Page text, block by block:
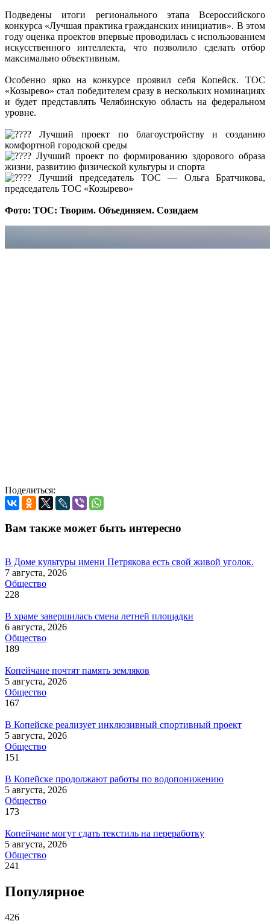
Подведены итоги регионального этапа Всероссийского
конкурса «Лучшая практика гражданских инициатив». В этом
году оценка проектов впервые проводилась с использованием
искусственного интеллекта, что позволило сделать отбор
максимально объективным.
Особенно ярко на конкурсе проявил себя Копейск. ТОС
«Козырево» стал победителем сразу в нескольких номинациях
и будет представлять Челябинскую область на федеральном
уровне.
Лучший проект по благоустройству и созданию
комфортной городской среды
Лучший проект по формированию здорового образа
жизни, развитию физической культуры и спорта
Лучший председатель ТОС — Ольга Братчикова,
председатель ТОС «Козырево»
Фото: ТОС: Творим. Объединяем. Созидаем
Поделиться:
Вам также может быть интересно
В Доме культуры имени Петрякова есть свой живой уголок.
7 августа, 2026
Общество
228
В храме завершилась смена летней площадки
6 августа, 2026
Общество
189
Копейчане почтят память земляков
5 августа, 2026
Общество
167
В Копейске реализует инклюзивный спортивный проект
5 августа, 2026
Общество
151
В Копейске продолжают работы по водопонижению
5 августа, 2026
Общество
173
Копейчане могут сдать текстиль на переработку
5 августа, 2026
Общество
241
Популярное
426